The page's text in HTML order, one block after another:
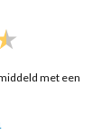
met een